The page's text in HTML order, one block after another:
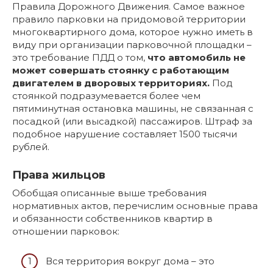
Правила Дорожного Движения. Самое важное
правило парковки на придомовой территории
многоквартирного дома, которое нужно иметь в
виду при организации парковочной площадки –
это требование ПДД о том, что автомобиль не
может совершать стоянку с работающим
двигателем в дворовых территориях. Под
стоянкой подразумевается более чем
пятиминутная остановка машины, не связанная с
посадкой (или высадкой) пассажиров. Штраф за
подобное нарушение составляет 1500 тысячи
рублей.
Права жильцов
Обобщая описанные выше требования
нормативных актов, перечислим основные права
и обязанности собственников квартир в
отношении парковок:
Вся территория вокруг дома – это